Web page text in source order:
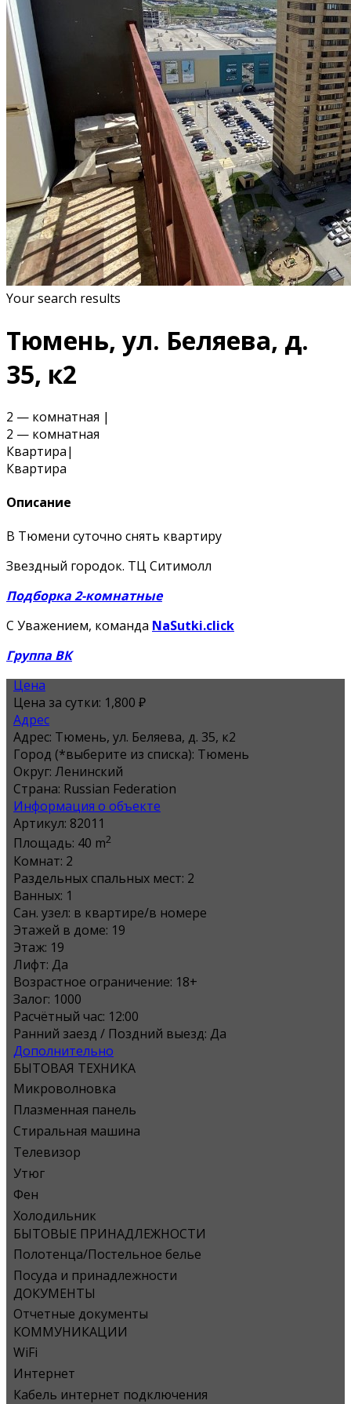
Your search results
Тюмень, ул. Беляева, д.
35, к2
2 — комнатная |
2 — комнатная
Квартира|
Квартира
Описание
В Тюмени суточно снять квартиру
Звездный городок. ТЦ Ситимолл
Подборка 2-комнатные
С Уважением, команда NaSutki.click
Группа ВК
Цена
Цена за сутки: 1,800 ₽
Адрес
Адрес: Тюмень, ул. Беляева, д. 35, к2
Город (*выберите из списка): Тюмень
Округ: Ленинский
Страна: Russian Federation
Информация о объекте
Артикул: 82011
Площадь: 40 m2
Комнат: 2
Раздельных спальных мест: 2
Ванных: 1
Сан. узел: в квартире/в номере
Этажей в доме: 19
Этаж: 19
Лифт: Да
Возрастное ограничение: 18+
Залог: 1000
Расчётный час: 12:00
Ранний заезд / Поздний выезд: Да
Дополнительно
БЫТОВАЯ ТЕХНИКА
Микроволновка
Плазменная панель
Стиральная машина
Телевизор
Утюг
Фен
Холодильник
БЫТОВЫЕ ПРИНАДЛЕЖНОСТИ
Полотенца/Постельное белье
Посуда и принадлежности
ДОКУМЕНТЫ
Отчетные документы
КОММУНИКАЦИИ
WiFi
Интернет
Кабель интернет подключения